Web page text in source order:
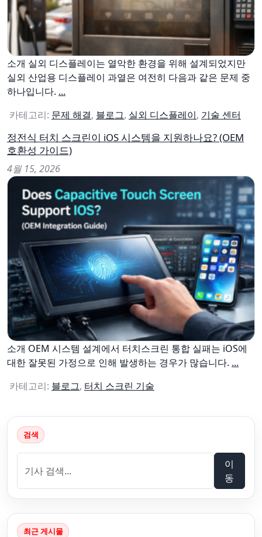
소개 실외 디스플레이는 열악한 환경을 위해 설계되었지만
실외 산업용 디스플레이 과열은 여전히 다음과 같은 문제 중
하나입니다. ...
카테고리: 문제 해결, 블로그, 실외 디스플레이, 기술 센터
정전식 터치 스크린이 iOS 시스템을 지원하나요? (OEM
호환성 가이드)
4월 15, 2026
소개 OEM 시스템 설계에서 터치스크린 통합 실패는 iOS에
대한 잘못된 가정으로 인해 발생하는 경우가 많습니다. ...
카테고리: 블로그, 터치 스크린 기술
검색
이
동
최근 게시물